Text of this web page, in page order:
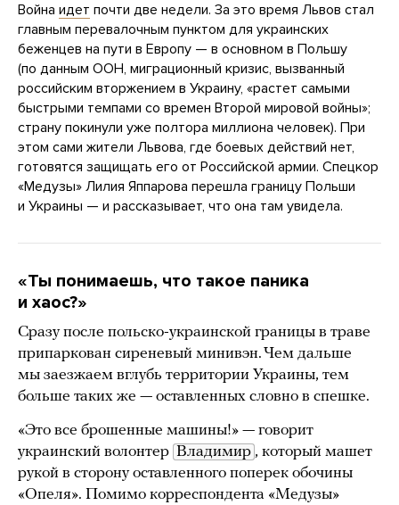
Война идет почти две недели. За это время Львов стал
главным перевалочным пунктом для украинских
беженцев на пути в Европу — в основном в Польшу
(по данным ООН, миграционный кризис, вызванный
российским вторжением в Украину, «растет самыми
быстрыми темпами со времен Второй мировой войны»;
страну покинули уже полтора миллиона человек). При
этом сами жители Львова, где боевых действий нет,
готовятся защищать его от Российской армии. Спецкор
«Медузы» Лилия Яппарова перешла границу Польши
и Украины — и рассказывает, что она там увидела.
«Ты понимаешь, что такое паника
и хаос?»
Сразу после польско-украинской границы в траве
припаркован сиреневый минивэн. Чем дальше
мы заезжаем вглубь территории Украины, тем
больше таких же — оставленных словно в спешке.
«Это все брошенные машины!» — говорит
украинский волонтер Владимир , который машет
рукой в сторону оставленного поперек обочины
«Опеля». Помимо корреспондента «Медузы»